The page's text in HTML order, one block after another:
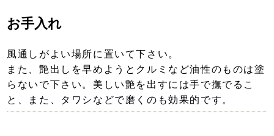
お手入れ
風通しがよい場所に置いて下さい。
また、艶出しを早めようとクルミなど油性のものは塗
らないで下さい。美しい艶を出すには手で撫でるこ
と、また、タワシなどで磨くのも効果的です。